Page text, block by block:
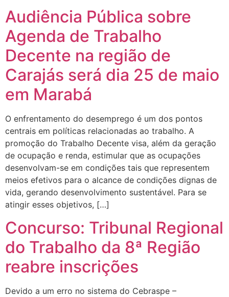
Audiência Pública sobre
Agenda de Trabalho
Decente na região de
Carajás será dia 25 de maio
em Marabá
O enfrentamento do desemprego é um dos pontos
centrais em políticas relacionadas ao trabalho. A
promoção do Trabalho Decente visa, além da geração
de ocupação e renda, estimular que as ocupações
desenvolvam-se em condições tais que representem
meios efetivos para o alcance de condições dignas de
vida, gerando desenvolvimento sustentável. Para se
atingir esses objetivos, […]
Concurso: Tribunal Regional
do Trabalho da 8ª Região
reabre inscrições
Devido a um erro no sistema do Cebraspe –